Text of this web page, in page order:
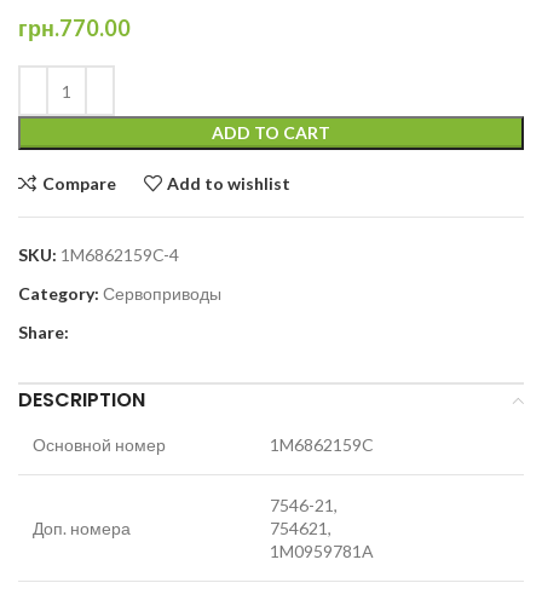
грн.770.00
ADD TO CART
Compare Add to wishlist
SKU: 1M6862159C-4
Category: Сервоприводы
Share:
DESCRIPTION
Основной номер 1M6862159C
Доп. номера
7546-21,
754621,
1M0959781A